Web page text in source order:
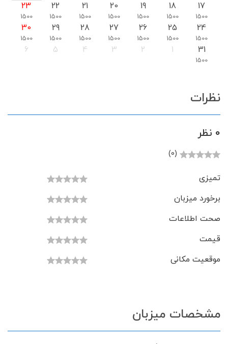
17
1500
18
1500
19
1500
20
1500
21
1500
22
1500
23
1500
24
1500
25
1500
26
1500
27
1500
28
1500
29
1500
30
1500
31
1500
1
2
3
4
5
6
نظرات
0 نظر
(0)
تمیزی
برخورد میزبان
صحت اطلاعات
قیمت
موقعیت مکانی
مشخصات میزبان